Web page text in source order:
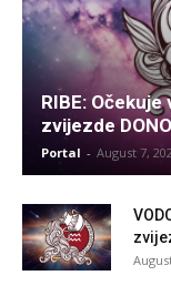
RIBE: Očekuje
zvijezde
Portal - August 7,